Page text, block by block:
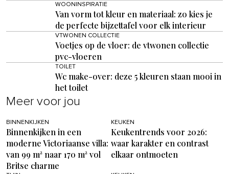
WOONINSPIRATIE
Van vorm tot kleur en materiaal: zo kies je
de perfecte bijzettafel voor elk interieur
VTWONEN COLLECTIE
Voetjes op de vloer: de vtwonen collectie
pvc-vloeren
TOILET
Wc make-over: deze 5 kleuren staan mooi in
het toilet
Meer voor jou
BINNENKIJKEN
Binnenkijken in een
moderne Victoriaanse villa:
van 99 m² naar 170 m² vol
Britse charme
KEUKEN
Keukentrends voor 2026:
waar karakter en contrast
elkaar ontmoeten